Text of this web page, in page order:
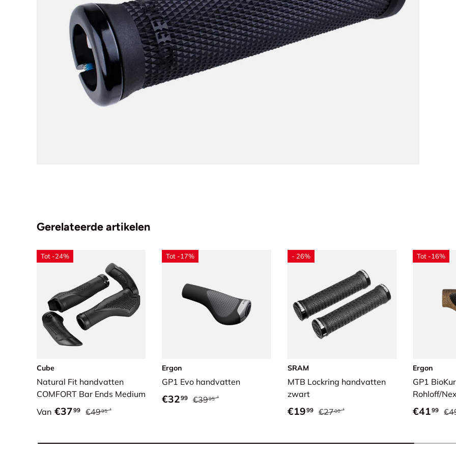
Gerelateerde artikelen
Tot -24%
Cube
Natural Fit handvatten
COMFORT Bar Ends Medium
Verkoopprijs
Van €3799 Reguliere prijs
€4995
Tot -17%
Ergon
GP1 Evo handvatten
Verkoopprijs
€3299 Reguliere prijs
€3995
- 26%
SRAM
MTB Lockring handvatten
zwart
Verkoopprijs
€1999 Reguliere prijs
€2700
Tot -16%
Ergon
GP1
Rohloff/
€4199